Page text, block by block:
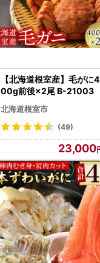
【北海道根室産】毛がに4
00g前後×2尾 B-21003
北海道根室市
(49)
23,000